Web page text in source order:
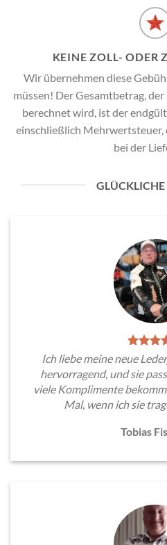
KEINE ZOLL- ODER
Wir übernehmen diese
müssen! Der Gesamtbetrag,
berechnet wird, ist der
einschließlich Mehrwertsteuer,
bei der
Ich liebe meine neue
hervorragend, und sie
viele Komplimente
Mal, wenn ich sie
Tobias